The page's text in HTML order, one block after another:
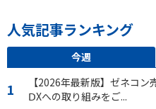
人気記事ランキング
今週
【2026年最新版】ゼネコ
ⅮXへの取り組みをご...